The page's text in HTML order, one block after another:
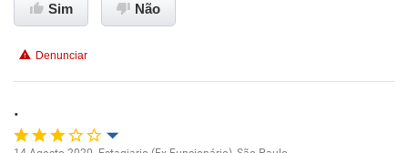
Conciliação com a vida familiar
Sim Não
Denunciar
.